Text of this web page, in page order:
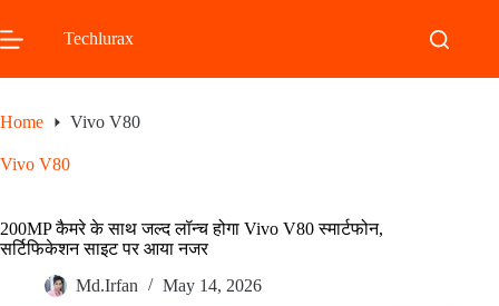
to
content
Techlurax
Home Vivo V80
Vivo V80
200MP कैमरे के साथ जल्द लॉन्च होगा Vivo V80 स्मार्टफोन,
सर्टिफिकेशन साइट पर आया नजर
Md.Irfan
May 14, 2026